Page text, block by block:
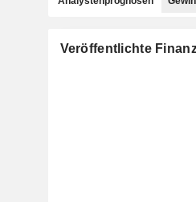
Veröffentlichte